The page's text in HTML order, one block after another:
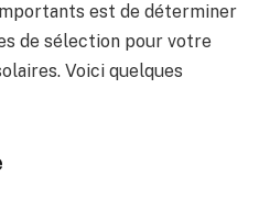
est de déterminer
de sélection pour votre
Voici quelques